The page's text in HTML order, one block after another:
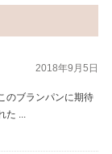
2018年9月5日
のブランパンに期待
た ...